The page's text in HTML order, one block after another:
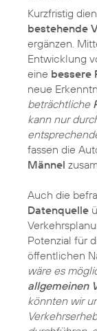
Kurzfristig
bestehende
ergänzen.
Entwicklung
eine bessere
neue
beträchtliche
kann nur
fassen die
Männel
Auch die
Datenquelle
Potenzial für
öffentlichen
wäre es
allgemeinen
könnten wir